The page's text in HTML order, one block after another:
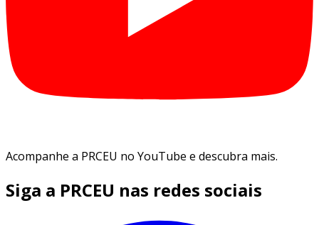
Acompanhe a PRCEU no YouTube e descubra mais.
Siga a PRCEU nas redes sociais